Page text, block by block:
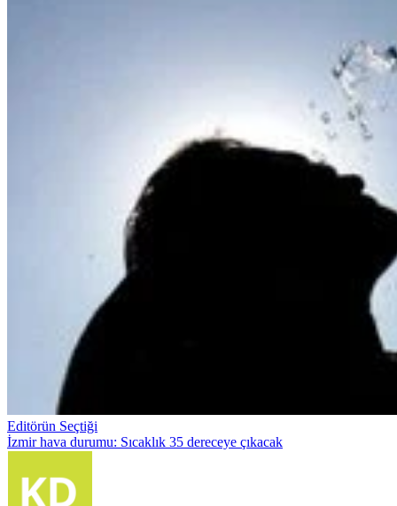
Editörün Seçtiği
İzmir hava durumu: Sıcaklık 35 dereceye çıkacak